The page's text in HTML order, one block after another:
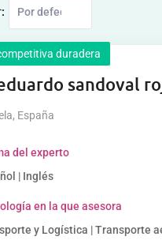
duradera
sandoval
, España
del experto
| Inglés
en la que asesora
y Logística | Transporte